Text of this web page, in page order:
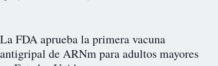
La FDA aprueba la primera vacuna
antigripal de ARNm para adultos mayores